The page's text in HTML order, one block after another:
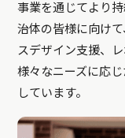
事業を通じてより
治体の皆様に向け
スデザイン支援、
様々なニーズに応
しています。